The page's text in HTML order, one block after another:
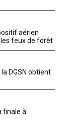
aérien
feux de forêt
DGSN obtient
finale à